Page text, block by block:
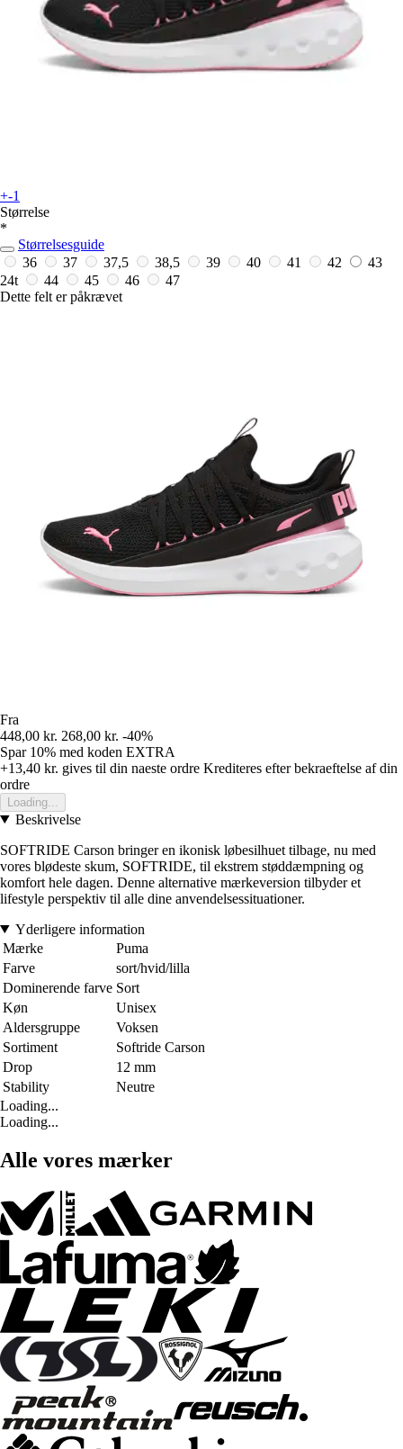
+-1
Størrelse
*
Størrelsesguide
36
37 37,5 38,5 39 40 41 42
43
24t
44 45 46
47
Dette felt er påkrævet
Fra
448,00 kr. 268,00 kr. -40%
Spar 10% med koden EXTRA
+13,40 kr. gives til din naeste ordre Krediteres efter bekraeftelse af din
ordre
Loading...
Beskrivelse
SOFTRIDE Carson bringer en ikonisk løbesilhuet tilbage, nu med
vores blødeste skum, SOFTRIDE, til ekstrem støddæmpning og
komfort hele dagen. Denne alternative mærkeversion tilbyder et
lifestyle perspektiv til alle dine anvendelsessituationer.
Yderligere information
Mærke
Puma
Farve
sort/hvid/lilla
Dominerende farve Sort
Køn
Unisex
Aldersgruppe
Voksen
Sortiment
Softride Carson
Drop
12 mm
Stability
Neutre
Loading...
Loading...
Alle vores mærker